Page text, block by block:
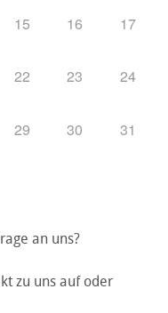
15 16 17
22 23 24
29 30 31
an uns?
zu uns auf oder